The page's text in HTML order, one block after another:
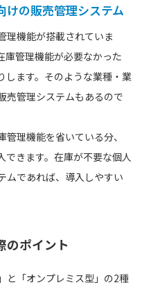
けの販売管理システム
理機能が搭載されていま
庫管理機能が必要なかった
します。そのような業種・業
売管理システムもあるので
理機能を省いている分、
できます。在庫が不要な個人
ムであれば、導入しやすい
のポイント
と「オンプレミス型」の2種